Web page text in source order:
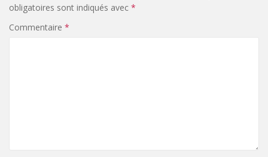
obligatoires sont indiqués avec *
Commentaire *